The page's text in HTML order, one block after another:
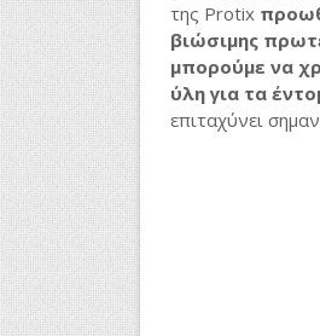
της Protix
βιώσιμης
μπορούμε να
ύλη για τα
επιταχύνει